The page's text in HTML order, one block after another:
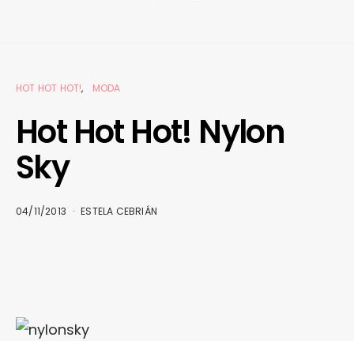
HOT HOT HOT! MODA
Hot Hot Hot! Nylon
Sky
04/11/2013 ESTELA CEBRIÁN